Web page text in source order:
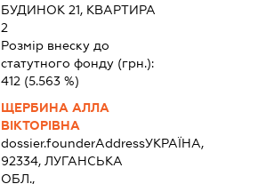
БУДИНОК 21, КВАРТИРА
2
Розмір внеску до
статутного фонду (грн.):
412 (5.563 %)
ЩЕРБИНА АЛЛА
ВІКТОРІВНА
dossier.founderAddressУКРАЇНА,
92334, ЛУГАНСЬКА
ОБЛ.,